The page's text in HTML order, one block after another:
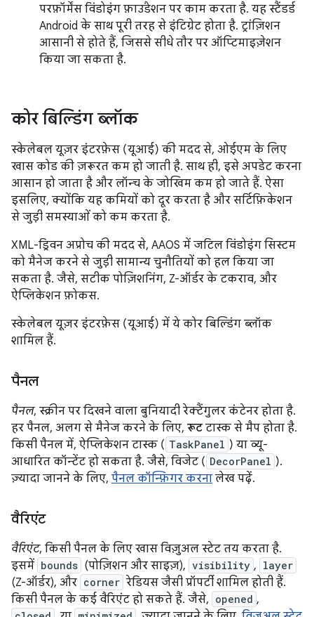
परफ़ॉर्मेंस विंडोइंग फ़ाउंडेशन पर काम करता है. यह स्टैंडर्ड
Android के साथ पूरी तरह से इंटिग्रेट होता है. ट्रांज़िशन
आसानी से होते हैं, जिससे सीधे तौर पर ऑप्टिमाइज़ेशन
किया जा सकता है.
कोर बिल्डिंग ब्लॉक
स्केलेबल यूज़र इंटरफ़ेस (यूआई) की मदद से, ओईएम के लिए
खास कोड की ज़रूरत कम हो जाती है. साथ ही, इसे अपडेट करना
आसान हो जाता है और लॉन्च के जोखिम कम हो जाते हैं. ऐसा
इसलिए, क्योंकि यह कमियों को दूर करता है और सर्टिफ़िकेशन
से जुड़ी समस्याओं को कम करता है.
XML-ड्रिवन अप्रोच की मदद से, AAOS में जटिल विंडोइंग सिस्टम
को मैनेज करने से जुड़ी सामान्य चुनौतियों को हल किया जा
सकता है. जैसे, सटीक पोज़िशनिंग, Z-ऑर्डर के टकराव, और
ऐप्लिकेशन फ़ोकस.
स्केलेबल यूज़र इंटरफ़ेस (यूआई) में ये कोर बिल्डिंग ब्लॉक
शामिल हैं.
पैनल
पैनल, स्क्रीन पर दिखने वाला बुनियादी रेक्टैंगुलर कंटेनर होता है.
हर पैनल, अलग से मैनेज करने के लिए, रूट टास्क से मैप होता है.
किसी पैनल में, ऐप्लिकेशन टास्क ( TaskPanel ) या व्यू-
आधारित कॉन्टेंट हो सकता है. जैसे, विजेट ( DecorPanel ).
ज़्यादा जानने के लिए, पैनल कॉन्फ़िगर करना लेख पढ़ें.
वैरिएंट
वैरिएंट, किसी पैनल के लिए खास विज़ुअल स्टेट तय करता है.
इसमें bounds (पोज़िशन और साइज़), visibility , layer
(Z-ऑर्डर), और corner रेडियस जैसी प्रॉपर्टी शामिल होती हैं.
किसी पैनल के कई वैरिएंट हो सकते हैं. जैसे, opened ,